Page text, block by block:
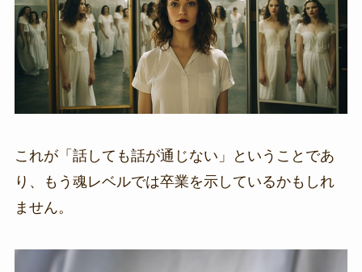
これが「話しても話が通じない」ということであ
り、もう魂レベルでは卒業を示しているかもしれ
ません。